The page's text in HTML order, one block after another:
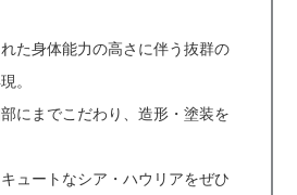
た身体能力の高さに伴う抜群の
。
にまでこだわり、造形・塗装を
ュートなシア・ハウリアをぜひ